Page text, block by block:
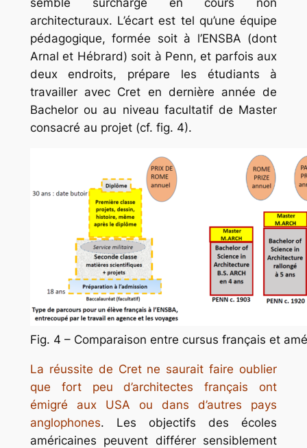
semble surchargé en cours non
architecturaux. L’écart est tel qu’une équipe
pédagogique, formée soit à l’ENSBA (dont
Arnal et Hébrard) soit à Penn, et parfois aux
deux endroits, prépare les étudiants à
travailler avec Cret en dernière année de
Bachelorou au niveau facultatif de Master
consacré au projet (cf. fig. 4).
Fig. 4 – Comparaison entre cursus français et
La réussite de Cret ne saurait faire oublier
que fort peu d’architectes français ont
émigré aux USA ou dans d’autres pays
anglophones. Les objectifs des écoles
américaines peuvent différer sensiblement